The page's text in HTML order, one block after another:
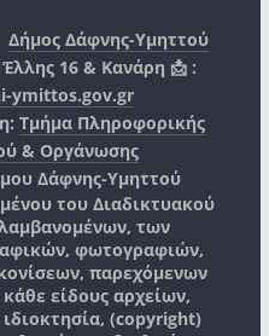
Δήμος Δάφνης-Υμηττού
16 & Κανάρη 📩 :
ymittos.gov.gr
Τμήμα Πληροφορικής
& Οργάνωσης
Δάφνης-Υμηττού
του Διαδικτυακού
των
φωτογραφιών,
παρεχόμενων
είδους αρχείων,
(copyright)